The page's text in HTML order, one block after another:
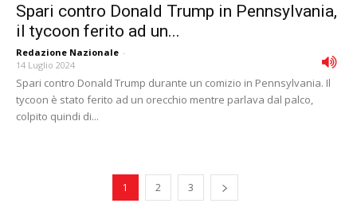
Spari contro Donald Trump in Pennsylvania,
il tycoon ferito ad un...
Redazione Nazionale -
14 Luglio 2024
Spari contro Donald Trump durante un comizio in Pennsylvania. Il
tycoon è stato ferito ad un orecchio mentre parlava dal palco,
colpito quindi di...
1 2 3